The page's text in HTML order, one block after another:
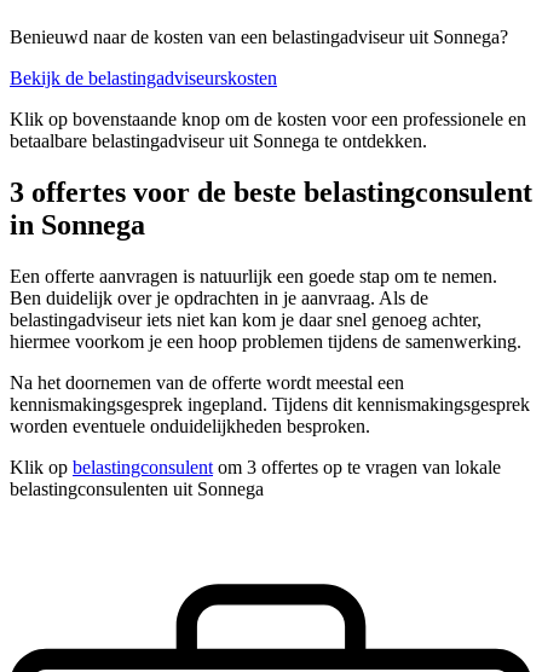
Benieuwd naar de kosten van een belastingadviseur uit Sonnega?
Bekijk de belastingadviseurskosten
Klik op bovenstaande knop om de kosten voor een professionele en
betaalbare belastingadviseur uit Sonnega te ontdekken.
3 offertes voor de beste belastingconsulent
in Sonnega
Een offerte aanvragen is natuurlijk een goede stap om te nemen.
Ben duidelijk over je opdrachten in je aanvraag. Als de
belastingadviseur iets niet kan kom je daar snel genoeg achter,
hiermee voorkom je een hoop problemen tijdens de samenwerking.
Na het doornemen van de offerte wordt meestal een
kennismakingsgesprek ingepland. Tijdens dit kennismakingsgesprek
worden eventuele onduidelijkheden besproken.
Klik op belastingconsulent om 3 offertes op te vragen van lokale
belastingconsulenten uit Sonnega